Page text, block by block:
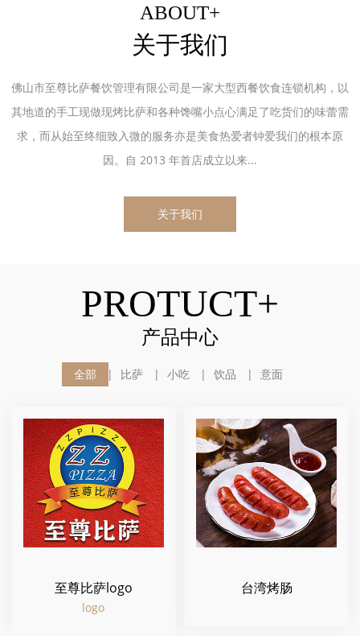
ABOUT+
关于我们
佛山市至尊比萨餐饮管理有限公司是一家大型西餐饮食连锁机构，以
其地道的手工现做现烤比萨和各种馋嘴小点心满足了吃货们的味蕾需
求，而从始至终细致入微的服务亦是美食热爱者钟爱我们的根本原
因。自 2013 年首店成立以来...
关于我们
PROTUCT+
产品中心
全部 比萨 小吃 饮品 意面
至尊比萨logo
logo
台湾烤肠